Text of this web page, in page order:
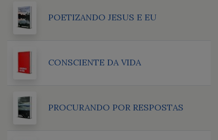
POETIZANDO JESUS E EU
CONSCIENTE DA VIDA
PROCURANDO POR RESPOSTAS